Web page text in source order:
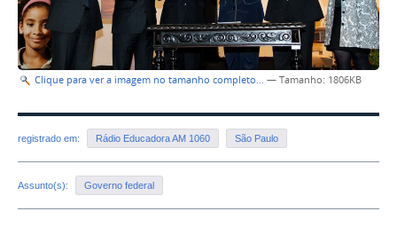
Clique para ver a imagem no tamanho completo… — Tamanho: 1806KB
registrado em: Rádio Educadora AM 1060 São Paulo
Assunto(s): Governo federal